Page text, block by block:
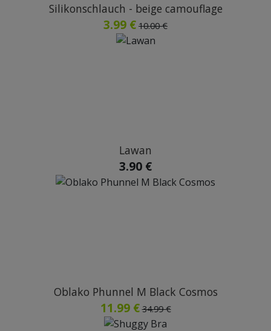
Silikonschlauch - beige camouflage
3.99 € 10.00 €
Lawan
3.90 €
Oblako Phunnel M Black Cosmos
11.99 € 34.99 €